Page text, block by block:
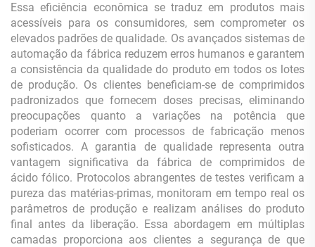
Essa eficiência econômica se traduz em produtos mais
acessíveis para os consumidores, sem comprometer os
elevados padrões de qualidade. Os avançados sistemas de
automação da fábrica reduzem erros humanos e garantem
a consistência da qualidade do produto em todos os lotes
de produção. Os clientes beneficiam-se de comprimidos
padronizados que fornecem doses precisas, eliminando
preocupações quanto a variações na potência que
poderiam ocorrer com processos de fabricação menos
sofisticados. A garantia de qualidade representa outra
vantagem significativa da fábrica de comprimidos de
ácido fólico. Protocolos abrangentes de testes verificam a
pureza das matérias-primas, monitoram em tempo real os
parâmetros de produção e realizam análises do produto
final antes da liberação. Essa abordagem em múltiplas
camadas proporciona aos clientes a segurança de que